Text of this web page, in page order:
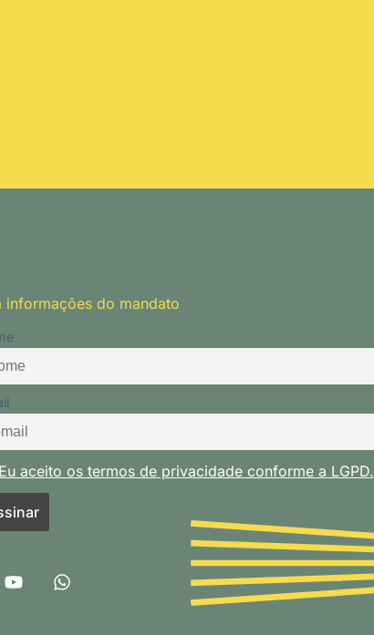
informações do mandato
Eu aceito os termos de privacidade conforme a LGPD.